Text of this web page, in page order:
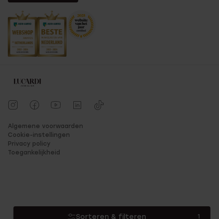
Sorteren & filteren 1
nieuwe piercing al in huis!
FAQ Piercings
Kan ik bij Lucardi een piercing
Ja dat kan! Bij Lucardi piercen we in het gedeelte van
het oor zonder kraakbeen. Meer informatie over piercen,
Verkoopt Lucardi fake piercings?
Algemene voorwaarden
Cookie-instellingen
Privacy policy
Toegankelijkheid